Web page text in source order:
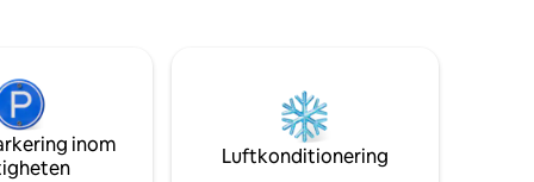
inom
Luftkonditionering